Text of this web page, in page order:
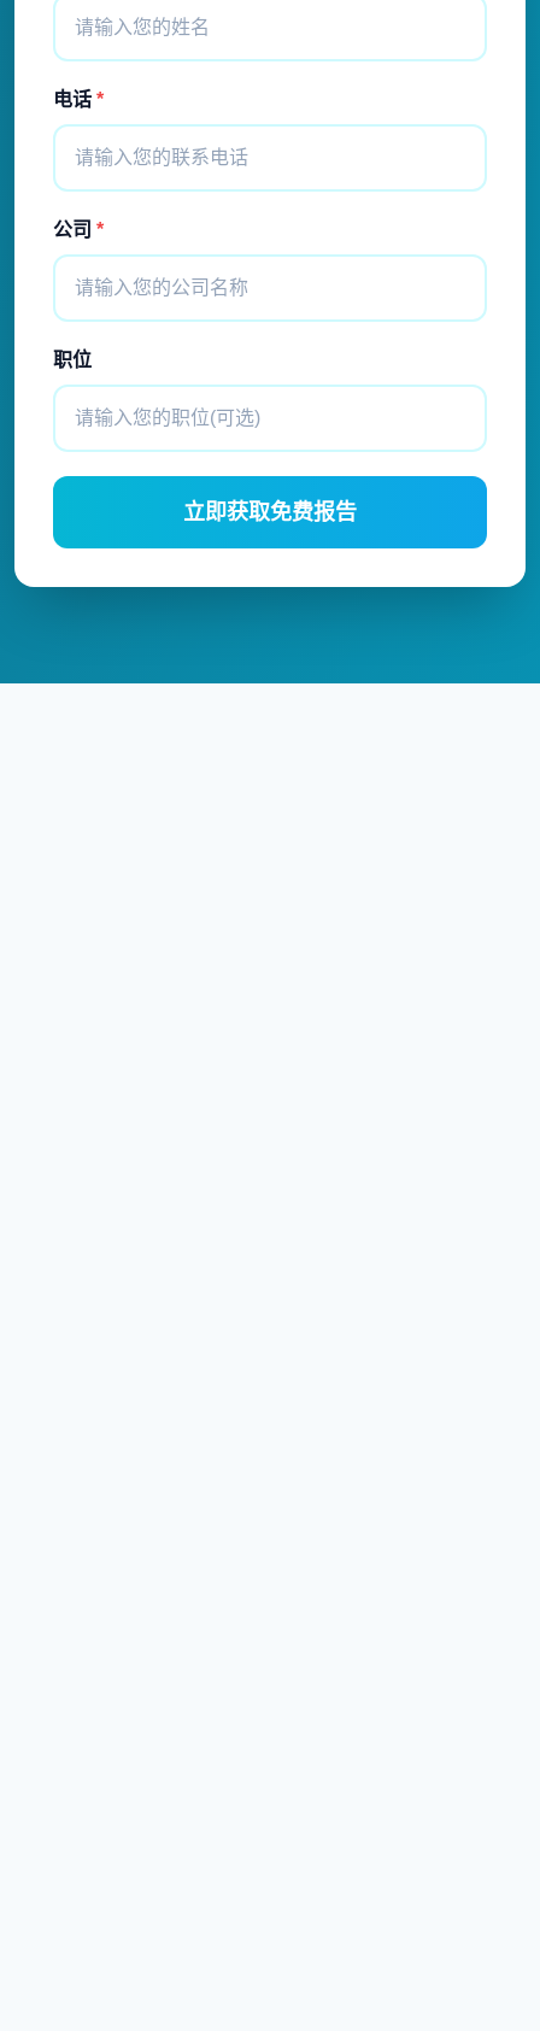
电话 *
公司 *
职位
立即获取免费报告